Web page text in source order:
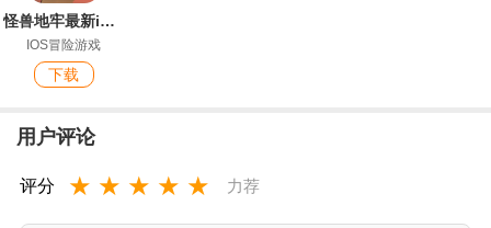
怪兽地牢最新ios版
IOS冒险游戏
下载
用户评论
评分 ★ ★ ★ ★ ★ 力荐